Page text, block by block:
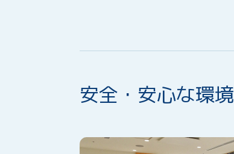
安全・安心な環境